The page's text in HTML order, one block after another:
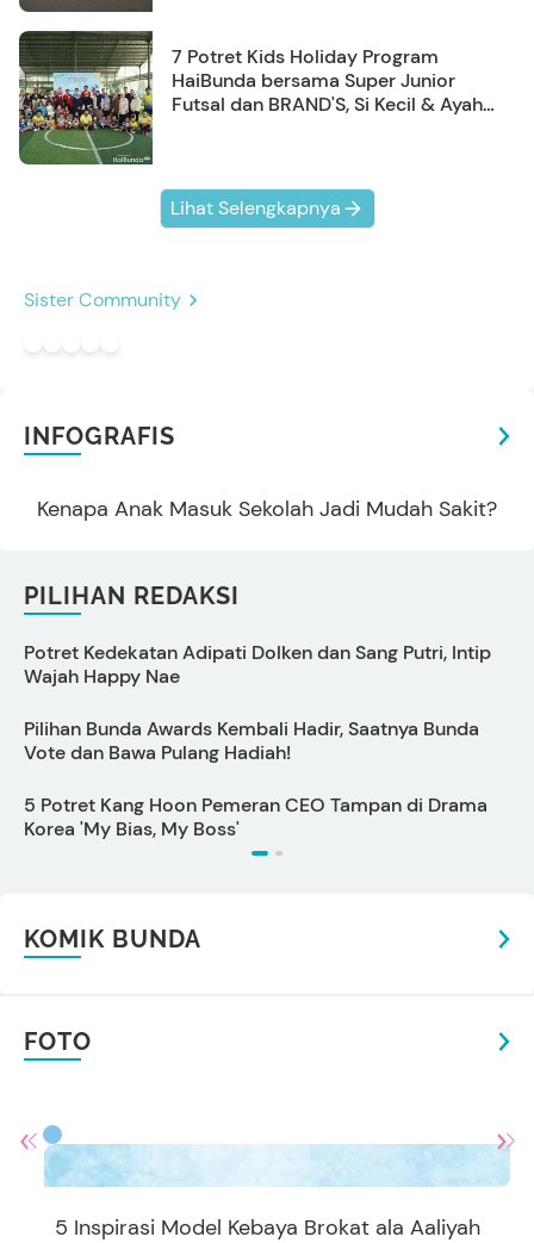
7 Potret Kids Holiday Program
HaiBunda bersama Super Junior
Futsal dan BRAND'S, Si Kecil & Ayah
Lihat Selengkapnya
Sister Community
INFOGRAFIS
Kenapa Anak Masuk Sekolah Jadi Mudah Sakit?
PILIHAN REDAKSI
Potret Kedekatan Adipati Dolken dan Sang Putri, Intip
Wajah Happy Nae
Pilihan Bunda Awards Kembali Hadir, Saatnya Bunda
Vote dan Bawa Pulang Hadiah!
5 Potret Kang Hoon Pemeran CEO Tampan di Drama
Korea 'My Bias, My Boss'
KOMIK BUNDA
FOTO
5 Inspirasi Model Kebaya Brokat ala Aaliyah